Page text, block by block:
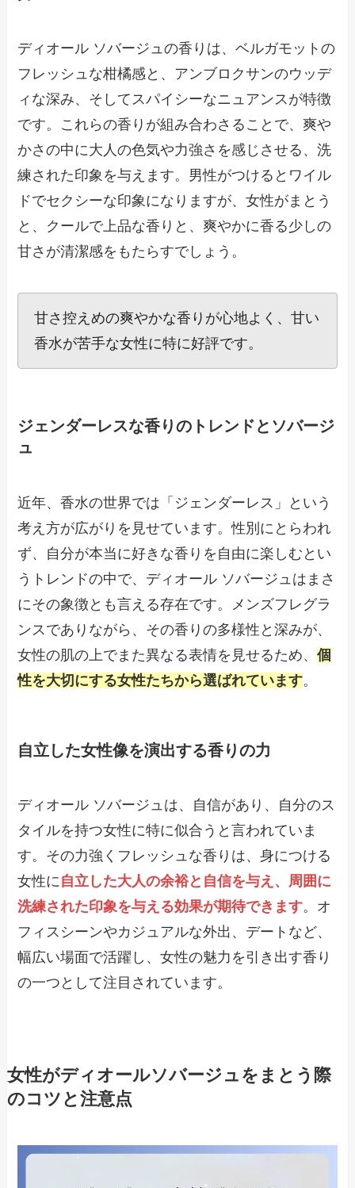
ディオール ソバージュの香りは、ベルガモットの
フレッシュな柑橘感と、アンブロクサンのウッデ
ィな深み、そしてスパイシーなニュアンスが特徴
です。これらの香りが組み合わさることで、爽や
かさの中に大人の色気や力強さを感じさせる、洗
練された印象を与えます。男性がつけるとワイル
ドでセクシーな印象になりますが、女性がまとう
と、クールで上品な香りと、爽やかに香る少しの
甘さが清潔感をもたらすでしょう。
甘さ控えめの爽やかな香りが心地よく、甘い
香水が苦手な女性に特に好評です。
ジェンダーレスな香りのトレンドとソバージ
ュ
近年、香水の世界では「ジェンダーレス」という
考え方が広がりを見せています。性別にとらわれ
ず、自分が本当に好きな香りを自由に楽しむとい
うトレンドの中で、ディオール ソバージュはまさ
にその象徴とも言える存在です。メンズフレグラ
ンスでありながら、その香りの多様性と深みが、
女性の肌の上でまた異なる表情を見せるため、個
性を大切にする女性たちから選ばれています。
自立した女性像を演出する香りの力
ディオール ソバージュは、自信があり、自分のス
タイルを持つ女性に特に似合うと言われていま
す。その力強くフレッシュな香りは、身につける
女性に自立した大人の余裕と自信を与え、周囲に
洗練された印象を与える効果が期待できます。オ
フィスシーンやカジュアルな外出、デートなど、
幅広い場面で活躍し、女性の魅力を引き出す香り
の一つとして注目されています。
女性がディオールソバージュをまとう際
のコツと注意点